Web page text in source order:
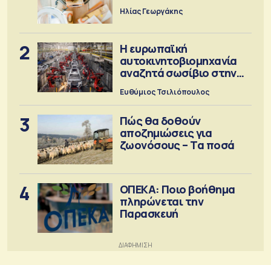
Ηλίας Γεωργάκης
2
Η ευρωπαϊκή
αυτοκινητοβιομηχανία
αναζητά σωσίβιο στην
Κίνα
Ευθύμιος Τσιλιόπουλος
3
Πώς θα δοθούν
αποζημιώσεις για
ζωονόσους – Τα ποσά
4
ΟΠΕΚΑ: Ποιο βοήθημα
πληρώνεται την
Παρασκευή